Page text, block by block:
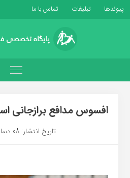
پیوندها تبلیغات تماس با ما
افسوس مدافع برازجانی
تاریخ انتشار: 08 دسامبر 2020